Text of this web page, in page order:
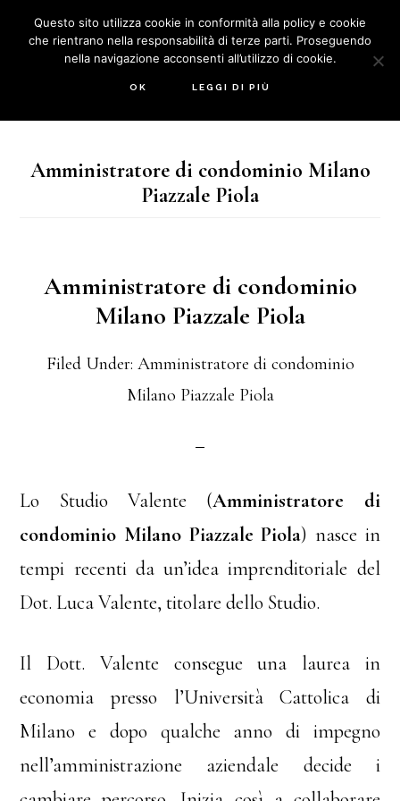
content
sidebar
MENU
Amministratore di condominio Milano
Piazzale Piola
Amministratore di condominio
Milano Piazzale Piola
Filed Under: Amministratore di condominio
Milano Piazzale Piola
Lo Studio Valente (Amministratore di
condominio Milano Piazzale Piola) nasce in
tempi recenti da un’idea imprenditoriale del
Dot. Luca Valente, titolare dello Studio.
Il Dott. Valente consegue una laurea in
economia presso l’Università Cattolica di
Milano e dopo qualche anno di impegno
nell’amministrazione aziendale decide i
Questo sito utilizza cookie in conformità alla policy e cookie
che rientrano nella responsabilità di terze parti. Proseguendo
nella navigazione acconsenti all’utilizzo di cookie.
OK LEGGI DI PIÙ